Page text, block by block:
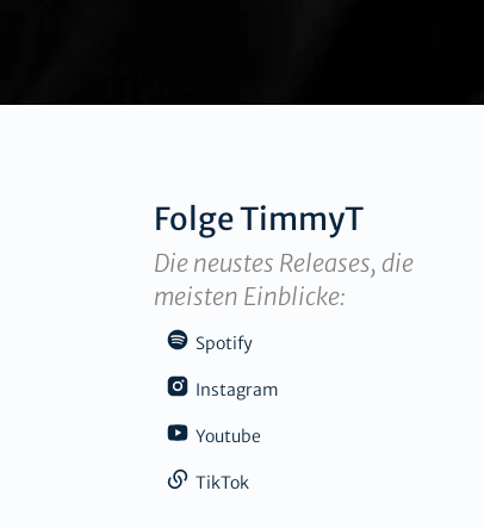
FolgeTimmyT
Die neustes Releases, die
meisten Einblicke:
Spotify
Instagram
Youtube
TikTok